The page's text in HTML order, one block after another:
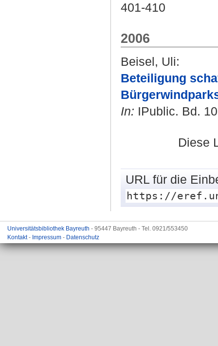
401-410
2006
Beisel, Uli:
Beteiligung
In: IPublic. Bd.
Diese
URL für die
https://
Universitätsbibliothek Bayreuth - 95447 Bayreuth - Tel. 0921/553450
Kontakt- Impressum - Datenschutz